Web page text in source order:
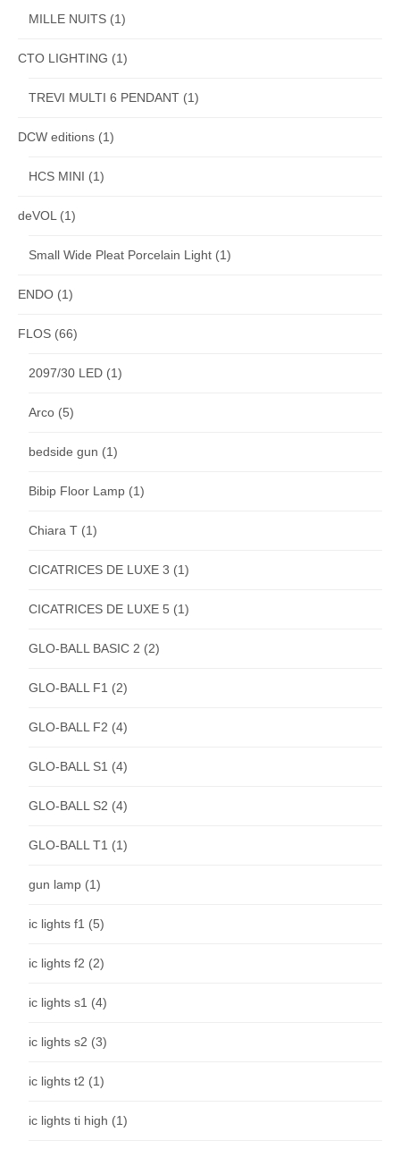
MILLE NUITS (1)
CTO LIGHTING (1)
TREVI MULTI 6 PENDANT (1)
DCW editions (1)
HCS MINI (1)
deVOL (1)
Small Wide Pleat Porcelain Light (1)
ENDO (1)
FLOS (66)
2097/30 LED (1)
Arco (5)
bedside gun (1)
Bibip Floor Lamp (1)
Chiara T (1)
CICATRICES DE LUXE 3 (1)
CICATRICES DE LUXE 5 (1)
GLO-BALL BASIC 2 (2)
GLO-BALL F1 (2)
GLO-BALL F2 (4)
GLO-BALL S1 (4)
GLO-BALL S2 (4)
GLO-BALL T1 (1)
gun lamp (1)
ic lights f1 (5)
ic lights f2 (2)
ic lights s1 (4)
ic lights s2 (3)
ic lights t2 (1)
ic lights ti high (1)